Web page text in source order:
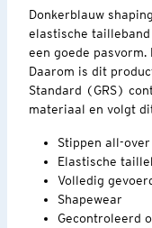
Donkerblauw
elastische
een goede
Daarom is dit
Standard (GRS)
materiaal en volgt
Stippen all-over
Elastische
Volledig
Shapewear
Gecontroleerd